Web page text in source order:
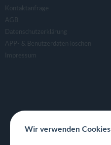
Kontaktanfrage
AGB
Datenschutzerklärung
APP- & Benutzerdaten löschen
Impressum
Wir verwenden Cookies